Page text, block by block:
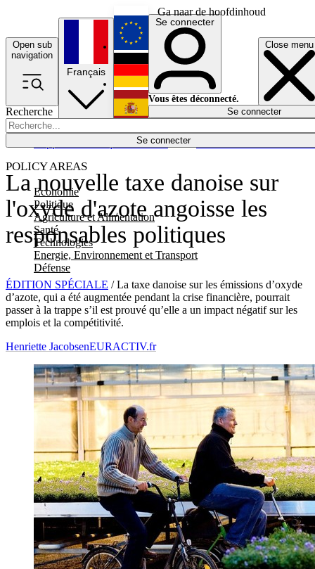
Ga naar de hoofdinhoud
Open sub
navigation
Close menu
Recherche
Se connecter
POLICY AREAS
Economie
Politique
Agriculture et Alimentation
Santé
Technologies
Energie, Environnement et Transport
Défense
Économie
Français
English
Deutsch
Español
Se connecter
Vous êtes déconnecté.
Se connecter
La nouvelle taxe danoise sur
l'oxyde d'azote angoisse les
responsables politiques
ÉDITION SPÉCIALE / La taxe danoise sur les émissions d’oxyde
d’azote, qui a été augmentée pendant la crise financière, pourrait
passer à la trappe s’il est prouvé qu’elle a un impact négatif sur les
emplois et la compétitivité.
Henriette JacobsenEURACTIV.fr